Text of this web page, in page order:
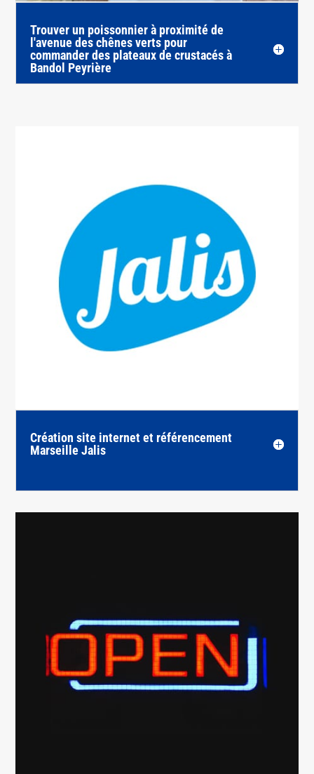
Trouver un poissonnier à proximité de
l'avenue des chênes verts pour
commander des plateaux de crustacés à
Bandol Peyrière
Création site internet et référencement
Marseille Jalis